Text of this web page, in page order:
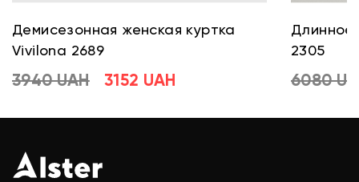
Демисезонная женская куртка
Vivilona 2689
3940 UAH 3152 UAH
Длинное
2305
6080